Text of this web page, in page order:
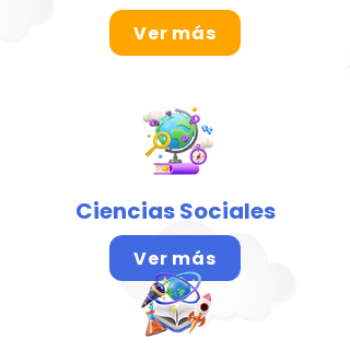
Ver más
Ciencias Sociales
Ver más